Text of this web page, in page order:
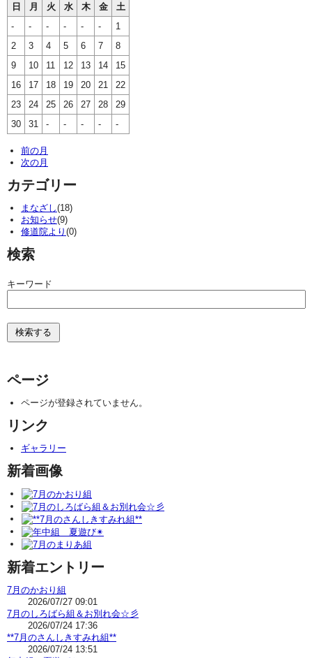
日 月 火 水 木 金
土
-
- - - - -
1
2
3 4 5 6 7
8
9
10 11 12 13 14
15
16
17 18 19 20 21
22
23
24 25 26 27 28
29
30
31 - - - - -
前の月
次の月
カテゴリー
まなざし(18)
お知らせ(9)
修道院より (0)
検索
キーワード
ページ
ページが登録されていません。
リンク
ギャラリー
新着画像
新着エントリー
7月のかおり組
2026/07/27 09:01
7月のしろばら組＆お別れ会☆彡
2026/07/24 17:36
**7月のさんしきすみれ組**
2026/07/24 13:51